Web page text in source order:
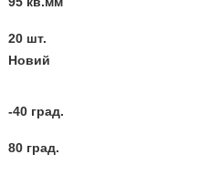
20 шт.
Новий
-40 град.
80 град.